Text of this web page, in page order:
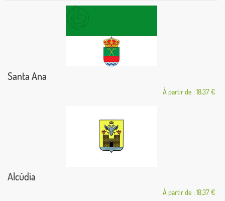
Santa Ana
À partir de : 18,37 €
Alcúdia
À partir de : 18,37 €